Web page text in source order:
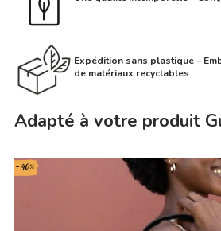
Expédition sans plastique –
de matériaux recyclables
Adapté à votre produit
- 40%